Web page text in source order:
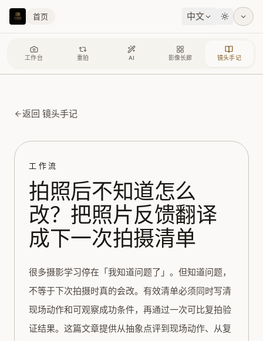
首页 中文
工作台 重拍 AI 影像长廊 镜头手记
返回 镜头手记
工作流
拍照后不知道怎么
改？把照片反馈翻译
成下一次拍摄清单
很多摄影学习停在「我知道问题了」。但知道问题，
不等于下次拍摄时真的会改。有效清单必须同时写清
现场动作和可观察成功条件，再通过一次可比复拍验
证结果。这篇文章提供从抽象点评到现场动作、从复